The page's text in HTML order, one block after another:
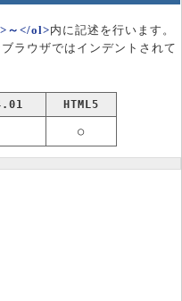
～</ol>内に記述を行います。
ラウザではインデントされて
HTML5
○